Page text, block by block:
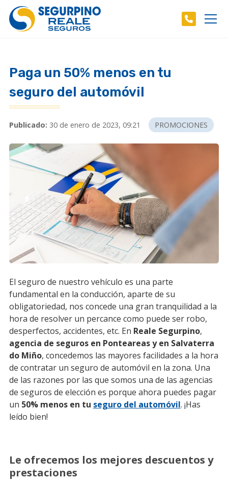
Paga un 50% menos en tu
seguro del automóvil
Publicado: 30 de enero de 2023, 09:21 PROMOCIONES
El seguro de nuestro vehículo es una parte
fundamental en la conducción, aparte de su
obligatoriedad, nos concede una gran tranquilidad a la
hora de resolver un percance como puede ser robo,
desperfectos, accidentes, etc. En Reale Segurpino,
agencia de seguros en Ponteareas y en Salvaterra
do Miño, concedemos las mayores facilidades a la hora
de contratar un seguro de automóvil en la zona. Una
de las razones por las que somos una de las agencias
de seguros de elección es porque ahora puedes pagar
un 50% menos en tu seguro del automóvil. ¡Has
leído bien!
Le ofrecemos los mejores descuentos y
prestaciones